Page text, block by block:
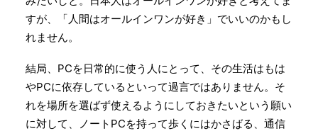
すが、「人間はオールインワンが好き」でいいのかもし
れません。
結局、PCを日常的に使う人にとって、その生活はもは
やPCに依存しているといって過言ではありません。そ
れを場所を選ばず使えるようにしておきたいという願い
に対して、ノートPCを持って歩くにはかさばる、通信